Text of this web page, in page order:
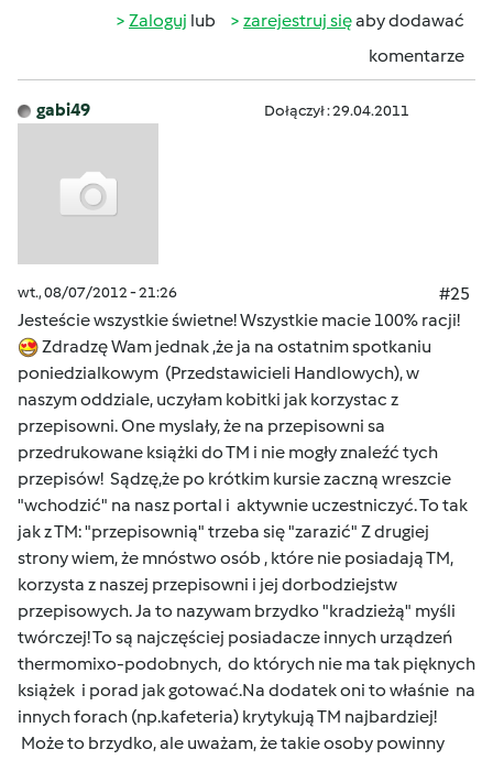
Zaloguj lub zarejestruj sięaby dodawać
komentarze
gabi49 Dołączył : 29.04.2011
wt., 08/07/2012 - 21:26
#25
Jesteście wszystkie świetne! Wszystkie macie 100% racji!
Zdradzę Wam jednak ,że ja na ostatnim spotkaniu
poniedzialkowym (Przedstawicieli Handlowych), w
naszym oddziale, uczyłam kobitki jak korzystac z
przepisowni. One myslały, że na przepisowni sa
przedrukowane książki do TM i nie mogły znaleźć tych
przepisów! Sądzę,że po krótkim kursie zaczną wreszcie
"wchodzić" na nasz portal i aktywnie uczestniczyć. To tak
jak z TM: "przepisownią" trzeba się "zarazić" Z drugiej
strony wiem, że mnóstwo osób , które nie posiadają TM,
korzysta z naszej przepisowni i jej dorbodziejstw
przepisowych. Ja to nazywam brzydko "kradzieżą" myśli
twórczej! To są najczęściej posiadacze innych urządzeń
thermomixo-podobnych, do których nie ma tak pięknych
książek i porad jak gotować.Na dodatek oni to właśnie na
innych forach (np.kafeteria) krytykują TM najbardziej!
Może to brzydko, ale uważam, że takie osoby powinny